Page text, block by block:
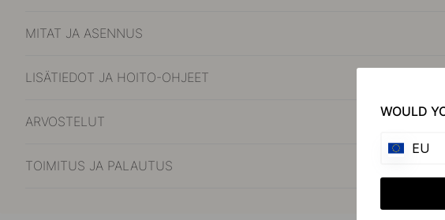
MITAT JA ASENNUS
LISÄTIEDOT JA HOITO-OHJEET
ARVOSTELUT
TOIMITUS JA PALAUTUS
WOULD
EU